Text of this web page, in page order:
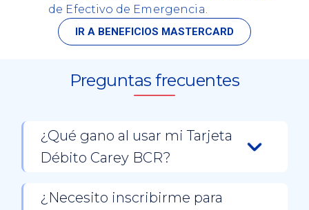
de Efectivo de Emergencia.
IR A BENEFICIOS MASTERCARD
Preguntas frecuentes
¿Qué gano al usar mi Tarjeta
Débito Carey BCR?
convierten en apoyo directo a Conservación
Internacional para proteger a la tortuga Carey.
¿Necesito inscribirme para